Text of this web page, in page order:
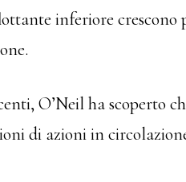
inferiore crescono
O’Neil ha scoperto
di azioni in